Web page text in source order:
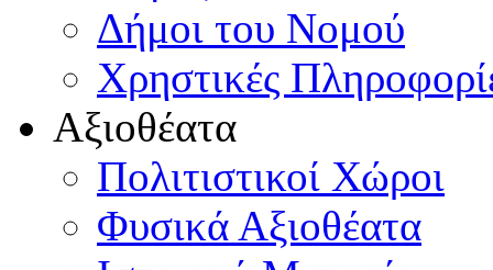
Δήμοι του Νομού
Χρηστικές
Αξιοθέατα
Πολιτιστικοί Χώροι
Φυσικά Αξιοθέατα